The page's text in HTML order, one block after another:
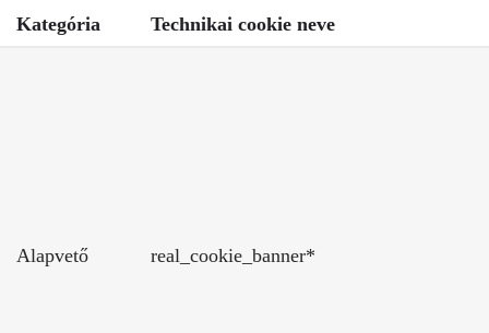
Kategória Technikai cookie neve
Alapvető real_cookie_banner*